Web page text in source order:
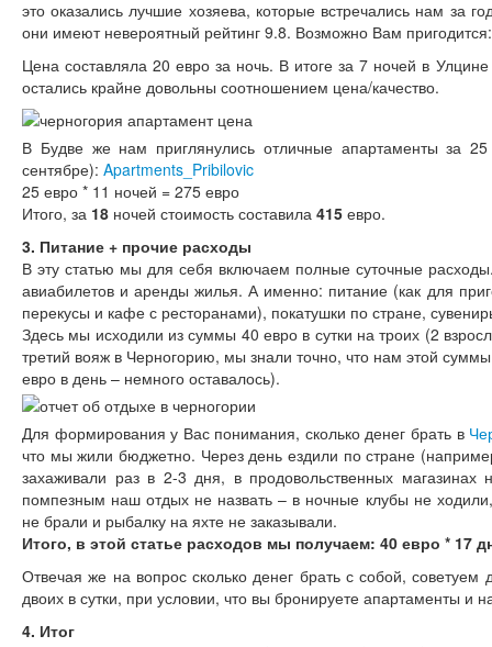
это оказались лучшие хозяева, которые встречались нам за
они имеют невероятный рейтинг 9.8. Возможно Вам
Цена составляла 20 евро за ночь. В итоге за 7 ночей в
остались крайне довольны соотношением цена/качество.
В Будве же нам приглянулись отличные апартаменты за
сентябре): Apartments_Pribilovic
25 евро * 11 ночей = 275 евро
Итого, за 18 ночей стоимость составила 415 евро.
3. Питание + прочие расходы
В эту статью мы для себя включаем полные суточные
авиабилетов и аренды жилья. А именно: питание (как для
перекусы и кафе с ресторанами), покатушки по стране,
Здесь мы исходили из суммы 40 евро в сутки на троих (2
третий вояж в Черногорию, мы знали точно, что нам этой
евро в день – немного оставалось).
Для формирования у Вас понимания, сколько денег брать в
что мы жили бюджетно. Через день ездили по стране
захаживали раз в 2-3 дня, в продовольственных
помпезным наш отдых не назвать – в ночные клубы не
не брали и рыбалку на яхте не заказывали.
Итого, в этой статье расходов мы получаем: 40 евро * 17
Отвечая же на вопрос сколько денег брать с собой,
двоих в сутки, при условии, что вы бронируете апартаменты и
4. Итог